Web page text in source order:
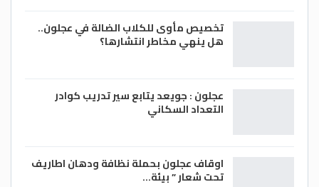
تخصيص مأوى للكلاب الضالة في عجلون..
هل ينهي مخاطر انتشارها؟
عجلون : جويعد يتابع سير تدريب كوادر
التعداد السكاني
اوقاف عجلون بحملة نظافة ودهان اطاريف
تحت شعار ” بيئة…